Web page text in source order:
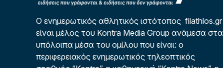
Ο ενημερωτικός αθλητικός ιστότοπος filathlos.gr
είναι μέλος του Kontra Media Group ανάμεσα στα
υπόλοιπα μέσα του ομίλου που είναι: ο
περιφερειακός ενημερωτικός τηλεοπτικός